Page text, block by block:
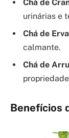
Chá de
urinárias e
Chá de
calmante.
Chá de
Benefícios